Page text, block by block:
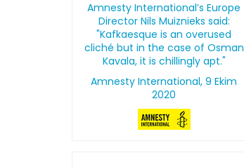
Amnesty International’s Europe
Director Nils Muiznieks said:
"Kafkaesque is an overused
cliché but in the case of Osman
Kavala, it is chillingly apt."
Amnesty International, 9 Ekim
2020